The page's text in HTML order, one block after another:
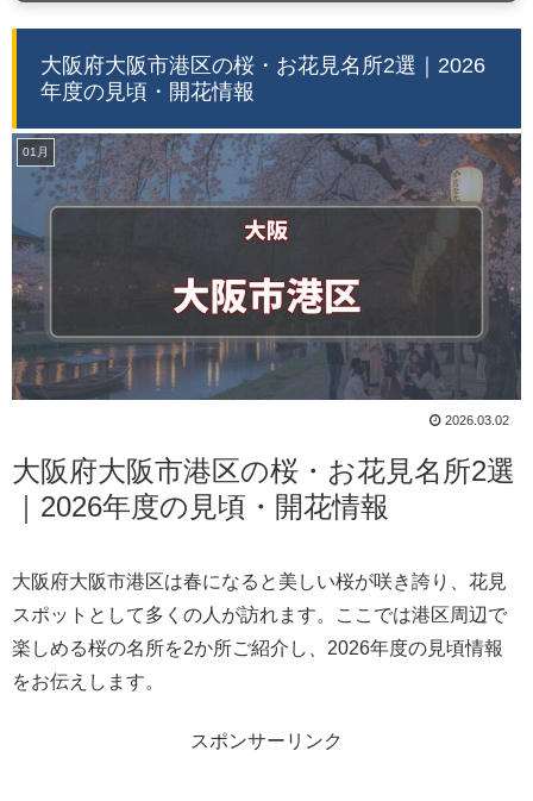
大阪府大阪市港区の桜・お花見名所2選｜2026
年度の見頃・開花情報
01月
2026.03.02
大阪府大阪市港区の桜・お花見名所2選
｜2026年度の見頃・開花情報
大阪府大阪市港区は春になると美しい桜が咲き誇り、花見
スポットとして多くの人が訪れます。ここでは港区周辺で
楽しめる桜の名所を2か所ご紹介し、2026年度の見頃情報
をお伝えします。
スポンサーリンク